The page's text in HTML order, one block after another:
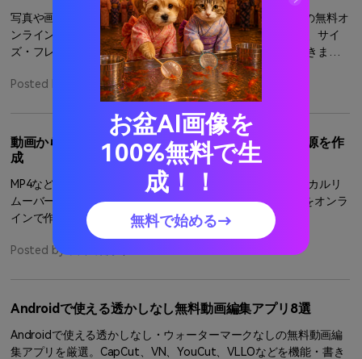
写真や画像をGIFにする方法を初心者向けに解説。Media.ioの無料オ
ンラインGIFメーカーで、複数画像や動画をアップロードし、サイ
ズ・フレームレート・ループを調整してGIFアニメを作成できま
す。スマホでの作り方や失敗しない設定も紹介。もっと見る >
Posted by
田中 菜月 | 2026-07-06 14:10:44
動画からボーカルを除去する方法｜AIでカラオケ音源を作
成
MP4などの動画から歌声を消したい方へ。Media.ioのAIボーカルリ
ムーバーでボーカルと伴奏を分離し、カラオケ音源やBGMをオンラ
インで作成する手順を紹介します。もっと見る >
Posted by
Androidで使える透かしなし無料動画編集アプリ8選
Androidで使える透かしなし・ウォーターマークなしの無料動画編
集アプリを厳選。CapCut、VN、YouCut、VLLOなどを機能・書き
お盆AI画像を
100%無料で生
成！！
無料で始める→